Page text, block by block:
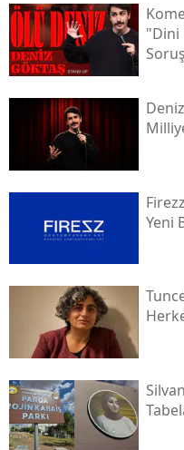
"dini
Yeni